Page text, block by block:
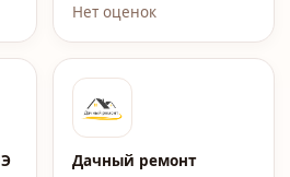
Нет оценок
Дачный ремонт